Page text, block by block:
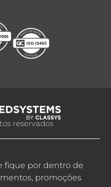
reservados
fique por dentro de
promoções